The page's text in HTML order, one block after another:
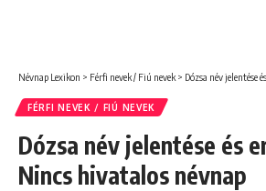
Névnap Lexikon > Férfi nevek / Fiú nevek > Dózsa név jelentése
FÉRFI NEVEK / FIÚ NEVEK
Dózsa név jelentése és
Nincs hivatalos névnap